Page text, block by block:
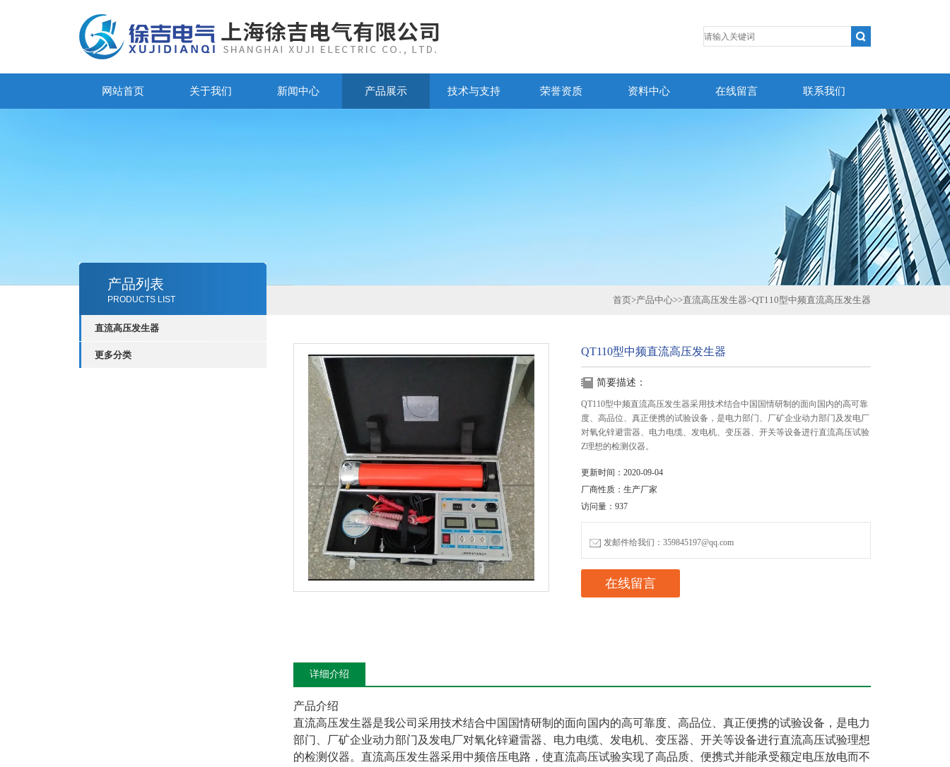
网站首页 关于我们 新闻中心 产品展示 技术与支持 荣誉资质 资料中心 在线留言 联系我们
产品列表
PRODUCTS LIST
直流高压发生器
更多分类
首页>产品中心>>直流高压发生器>QT110型中频直流高压发生器
QT110型中频直流高压发生器
简要描述：
QT110型中频直流高压发生器采用技术结合中国国情研制的面向国内的高可靠
度、高品位、真正便携的试验设备，是电力部门、厂矿企业动力部门及发电厂
对氧化锌避雷器、电力电缆、发电机、变压器、开关等设备进行直流高压试验
Z理想的检测仪器。
更新时间：2020-09-04
厂商性质：生产厂家
访问量：937
发邮件给我们：359845197@qq.com
在线留言
详细介绍
产品介绍
直流高压发生器是我公司采用技术结合中国国情研制的面向国内的高可靠度、高品位、真正便携的试验设备，是电力
部门、厂矿企业动力部门及发电厂对氧化锌避雷器、电力电缆、发电机、变压器、开关等设备进行直流高压试验理想
的检测仪器。直流高压发生器采用中频倍压电路，使直流高压试验实现了高品质、便携式并能承受额定电压放电而不